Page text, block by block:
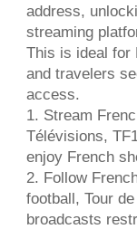
address,
streaming
This is ideal for
and travelers
access.
1. Stream
Télévisions,
enjoy French
2. Follow
football, Tour
broadcasts